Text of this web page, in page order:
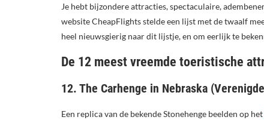
Je hebt bijzondere attracties, spectaculaire,
website CheapFlights stelde een lijst met de twaalf
heel nieuwsgierig naar dit lijstje, en om eerlijk te
De 12 meest vreemde toeristische
12. The Carhenge in Nebraska
Een replica van de bekende Stonehenge beelden op het